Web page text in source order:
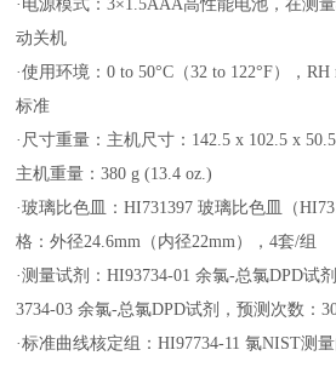
·电源模式：3×1.5AAA高性能电池，在测
动关机
·使用环境：0 to 50°C（32 to 122°F），
标准
·尺寸重量：主机尺寸：142.5 x 102.5 x
主机重量：380 g (13.4 oz.)
·玻璃比色皿：HI731397 玻璃比色皿（
格：外径24.6mm（内径22mm），4套/组
·测量试剂：HI93734-01 余氯-总氯DPD试
3734-03 余氯-总氯DPD试剂，预测次数：
·标准曲线核定组：HI97734-11 氯NIST测